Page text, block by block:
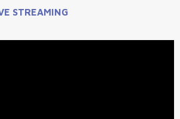
STREAMING